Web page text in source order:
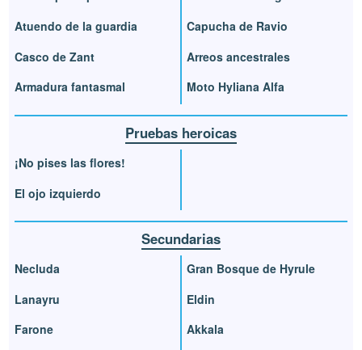
Atuendo de la guardia
Casco de Zant
Armadura fantasmal
Capucha de Ravio
Arreos ancestrales
Moto Hyliana Alfa
Pruebas heroicas
¡No pises las flores!
El ojo izquierdo
Secundarias
Necluda
Lanayru
Farone
Gran Bosque de Hyrule
Eldin
Akkala